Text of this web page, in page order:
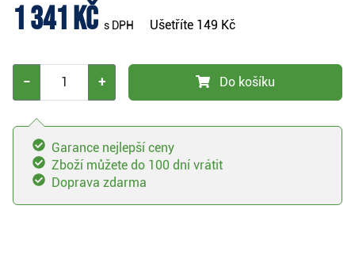
1 341 Kč s DPH Ušetříte 149 Kč
− + Do košíku
Garance nejlepší ceny
Zboží můžete do 100 dní vrátit
Doprava zdarma